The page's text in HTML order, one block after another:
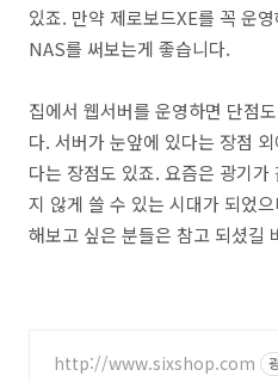
있죠. 만약 제로보드XE를 꼭 운
NAS를 써보는게 좋습니다.
집에서 웹서버를 운영하면 단점
다. 서버가 눈앞에 있다는 장점
다는 장점도 있죠. 요즘은 광기
지 않게 쓸 수 있는 시대가 되었
해보고 싶은 분들은 참고 되셨길
http://www.sixshop.com